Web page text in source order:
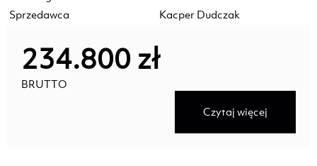
Sprzedawca
Kacper Dudczak
234.800 zł
BRUTTO
Czytaj więcej